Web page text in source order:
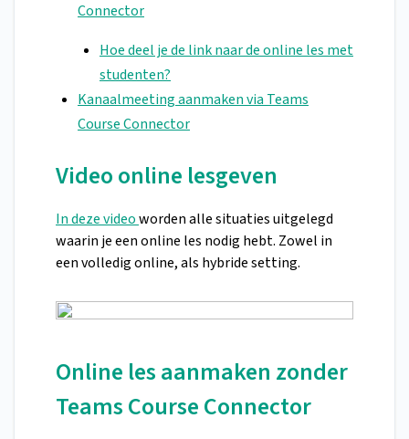
Connector
Hoe deel je de link naar de online les met
studenten?
Kanaalmeeting aanmaken via Teams
Course Connector
Video online lesgeven
In deze videoworden alle situaties uitgelegd
waarin je een online les nodig hebt. Zowel in
een volledig online, als hybride setting.
Online les aanmaken zonder
Teams Course Connector